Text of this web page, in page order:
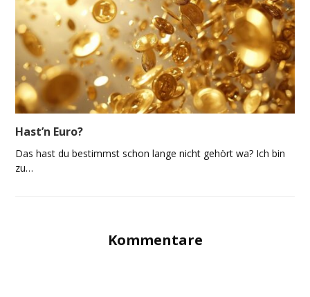
Hast’n Euro?
Das hast du bestimmst schon lange nicht gehört wa? Ich bin
zu…
Kommentare